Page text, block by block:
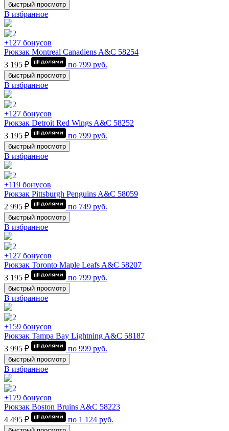
быстрый просмотр
В избранное
+127 бонусов
Рюкзак Montrеal Canadiens A&C 58254
3 195 ₽
по 799 руб.
быстрый просмотр
В избранное
+127 бонусов
Рюкзак Detroit Red Wings A&C 58252
3 195 ₽
по 799 руб.
быстрый просмотр
В избранное
+119 бонусов
Рюкзак Pittsburgh Penguins A&C 58059
2 995 ₽
по 749 руб.
быстрый просмотр
В избранное
+127 бонусов
Рюкзак Toronto Maple Leafs A&C 58207
3 195 ₽
по 799 руб.
быстрый просмотр
В избранное
+159 бонусов
Рюкзак Tampa Bay Lightning A&C 58187
3 995 ₽
по 999 руб.
быстрый просмотр
В избранное
+179 бонусов
Рюкзак Boston Bruins A&C 58223
4 495 ₽
по 1 124 руб.